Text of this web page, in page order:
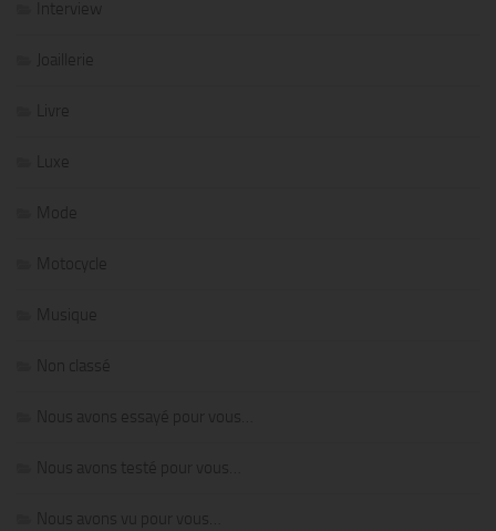
Interview
Joaillerie
Livre
Luxe
Mode
Motocycle
Musique
Non classé
Nous avons essayé pour vous…
Nous avons testé pour vous…
Nous avons vu pour vous…